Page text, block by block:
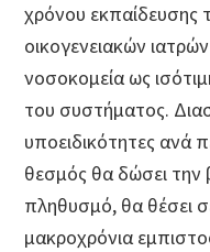
χρόνου εκπαίδευσης
οικογενειακών
νοσοκομεία ως
του συστήματος.
υποειδικότητες ανά
θεσμός θα δώσει την
πληθυσμό, θα θέσει
μακροχρόνια